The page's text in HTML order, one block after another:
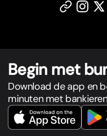
Begin met
Download de app en
minuten met